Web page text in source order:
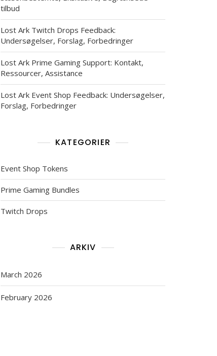
tilbud
Lost Ark Twitch Drops Feedback:
Undersøgelser, Forslag, Forbedringer
Lost Ark Prime Gaming Support: Kontakt,
Ressourcer, Assistance
Lost Ark Event Shop Feedback: Undersøgelser,
Forslag, Forbedringer
KATEGORIER
Event Shop Tokens
Prime Gaming Bundles
Twitch Drops
ARKIV
March 2026
February 2026